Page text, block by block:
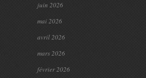
juin 2026
mai 2026
avril 2026
mars 2026
février 2026